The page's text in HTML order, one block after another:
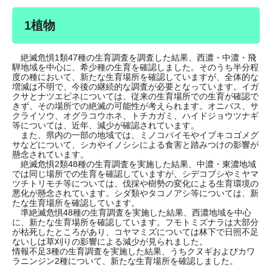
1植物
絶滅危惧1類47種の生育調査を調査した結果、西濃・中濃・飛
騨地域を中心に、希少種の生育を確認しました。そのうち半分程
度の種において、新たな生育場所を確認していますが、全体的な
増減は不明で、今後の継続的な調査が必要となっています。イガ
クサとナツエビネについては、従来の生育場所での生育が確認で
きず、その場所での絶滅の可能性が考えられます。オニバス、サ
クライソウ、オグラコウホネ、トチカガミ、ハイドジョウツナギ
等については、近年、減少が確認されています。
また、県内の一部の地域では、ミノコバイモやイブキコゴメグ
サなどについて、シカやイノシシによる食害と踏みつけの影響が
懸念されています。
絶滅危惧2類48種の生育調査を実施した結果、中濃・東濃地域
では同じ場所での生育を確認していますが、シデコブシやミヤマ
ツチトリモチ等については、伐採や樹勢の変化による生育環境の
悪化が懸念されています。シダ類やタコノアシ等については、新
たな生育場所を確認しています。
準絶滅危惧48種の生育調査を実施した結果、西濃地域を中心
に、新たな生育場所を確認しています。フモトミズナラは大部分
が枯死したところがあり、コヤマミズについては林下で日照不足
ないしは草刈りの影響による減少が見られました。
情報不足3種の生育調査を実施した結果、うちクヌギおよびカワ
ラニンジン2種について、新たな生育場所を確認しました。